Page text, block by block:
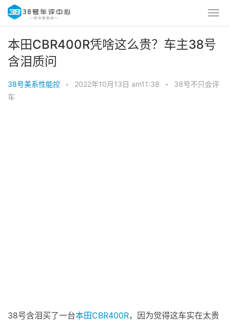
本田CBR400R凭啥这么贵？车主38号
含泪质问
38号美系性能控 • 2022年10月13日 am11:38 •
38号不只会评
车
38号含泪买了一台本田CBR400R，因为觉得这车实在太贵